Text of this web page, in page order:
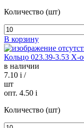
Количество (шт)
В корзину
Кольцо 023.39-3.53 Х-
в наличии
7.10 i /
шт
опт. 4.50 i
Количество (шт)